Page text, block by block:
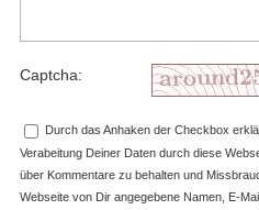
Captcha:
Durch das Anhaken der Checkbox
Verabeitung Deiner Daten durch diese
über Kommentare zu behalten und
Webseite von Dir angegebene Namen, E-